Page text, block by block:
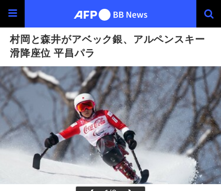
村岡と森井がアベック銀、アルペンスキー
滑降座位 平昌パラ